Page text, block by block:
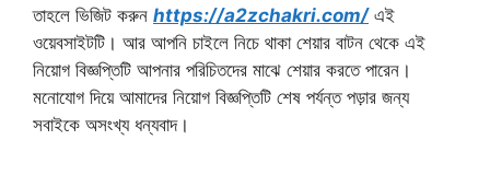
তাহলে ভিজিট করুন https://a2zchakri.com/এই
ওয়েবসাইটটি। আর আপনি চাইলে নিচে থাকা শেয়ার বাটন থেকে এই
নিয়োগ বিজ্ঞপ্তিটি আপনার পরিচিতদের মাঝে শেয়ার করতে পারেন।
মনোযোগ দিয়ে আমাদের নিয়োগ বিজ্ঞপ্তিটি শেষ পর্যন্ত পড়ার জন্য
সবাইকে অসংখ্য ধন্যবাদ।